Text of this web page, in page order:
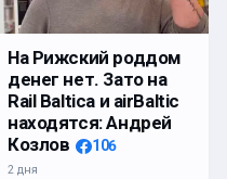
На Рижский роддом
денег нет. Зато на
Rail Baltica и airBaltic
находятся: Андрей
Козлов
106
2 дня